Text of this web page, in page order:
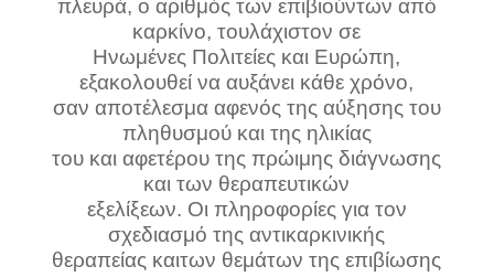
πλευρά, ο αριθμός των επιβιούντων από
καρκίνο, τουλάχιστον σε
Ηνωμένες Πολιτείες και Ευρώπη,
εξακολουθεί να αυξάνει κάθε χρόνο,
σαν αποτέλεσμα αφενός της αύξησης του
πληθυσμού και της ηλικίας
του και αφετέρου της πρώιμης διάγνωσης
και των θεραπευτικών
εξελίξεων. Οι πληροφορίες για τον
σχεδιασμό της αντικαρκινικής
θεραπείας καιτων θεμάτων της επιβίωσης